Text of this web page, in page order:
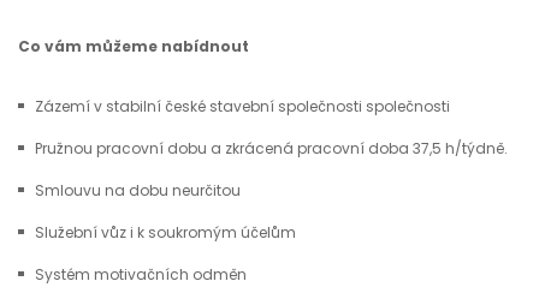
Co vám můžeme nabídnout
Zázemí v stabilní české stavební společnosti společnosti
Pružnou pracovní dobu a zkrácená pracovní doba 37,5 h/týdně.
Smlouvu na dobu neurčitou
Služební vůz i k soukromým účelům
Systém motivačních odměn